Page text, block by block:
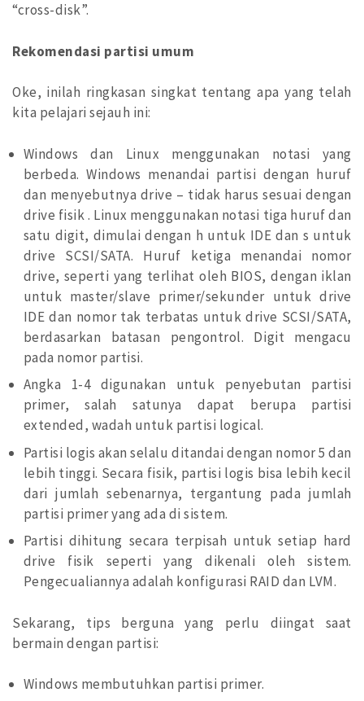
“cross-disk”.
Rekomendasi partisi umum
Oke, inilah ringkasan singkat tentang apa yang telah
kita pelajari sejauh ini:
Windows dan Linux menggunakan notasi yang
berbeda. Windows menandai partisi dengan huruf
dan menyebutnya drive – tidak harus sesuai dengan
drive fisik . Linux menggunakan notasi tiga huruf dan
satu digit, dimulai dengan h untuk IDE dan s untuk
drive SCSI/SATA. Huruf ketiga menandai nomor
drive, seperti yang terlihat oleh BIOS, dengan iklan
untuk master/slave primer/sekunder untuk drive
IDE dan nomor tak terbatas untuk drive SCSI/SATA,
berdasarkan batasan pengontrol. Digit mengacu
pada nomor partisi.
Angka 1-4 digunakan untuk penyebutan partisi
primer, salah satunya dapat berupa partisi
extended, wadah untuk partisi logical.
Partisi logis akan selalu ditandai dengan nomor 5 dan
lebih tinggi. Secara fisik, partisi logis bisa lebih kecil
dari jumlah sebenarnya, tergantung pada jumlah
partisi primer yang ada di sistem.
Partisi dihitung secara terpisah untuk setiap hard
drive fisik seperti yang dikenali oleh sistem.
Pengecualiannya adalah konfigurasi RAID dan LVM.
Sekarang, tips berguna yang perlu diingat saat
bermain dengan partisi:
Windows membutuhkan partisi primer.